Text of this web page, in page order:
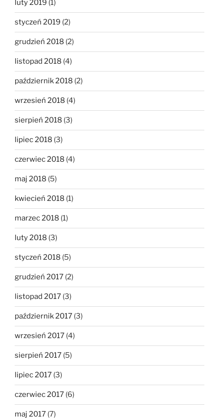
luty 2019 (1)
styczeń 2019 (2)
grudzień 2018 (2)
listopad 2018 (4)
październik 2018 (2)
wrzesień 2018 (4)
sierpień 2018 (3)
lipiec 2018 (3)
czerwiec 2018 (4)
maj 2018 (5)
kwiecień 2018 (1)
marzec 2018 (1)
luty 2018 (3)
styczeń 2018 (5)
grudzień 2017 (2)
listopad 2017 (3)
październik 2017 (3)
wrzesień 2017 (4)
sierpień 2017 (5)
lipiec 2017 (3)
czerwiec 2017 (6)
maj 2017 (7)